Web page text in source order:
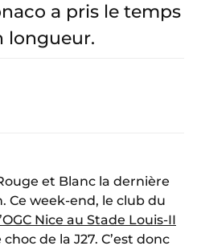
a pris le temps
longueur.
et Blanc la dernière
Ce week-end, le club du
Nice au Stade Louis-II
de la J27. C’est donc